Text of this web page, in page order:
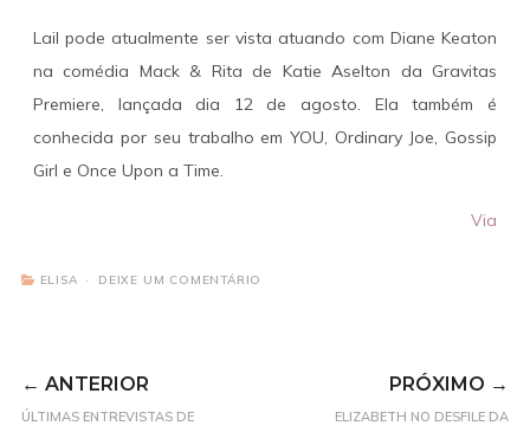
Lail pode atualmente ser vista atuando com Diane Keaton
na comédia Mack & Rita de Katie Aselton da Gravitas
Premiere, lançada dia 12 de agosto. Ela também é
conhecida por seu trabalho em YOU, Ordinary Joe, Gossip
Girl e Once Upon a Time.
Via
ELISA DEIXE UM COMENTÁRIO
← ANTERIOR
ÚLTIMAS ENTREVISTAS DE
PRÓXIMO →
ELIZABETH NO DESFILE DA